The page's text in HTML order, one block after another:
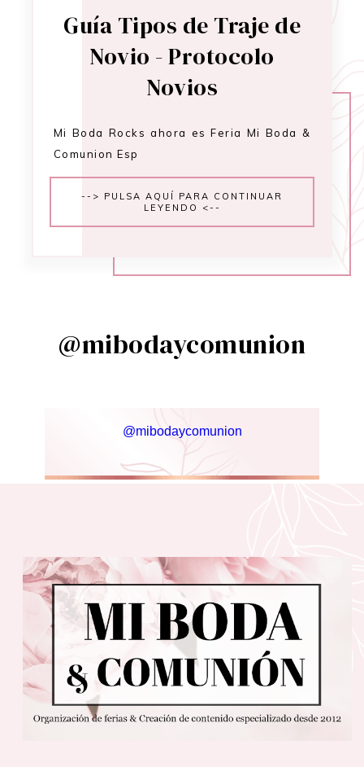
Guía Tipos de Traje de
Novio - Protocolo
Novios
Mi Boda Rocks ahora es Feria Mi Boda &
Comunion Esp
--> PULSA AQUÍ PARA CONTINUAR
LEYENDO <--
@mibodaycomunion
@mibodaycomunion